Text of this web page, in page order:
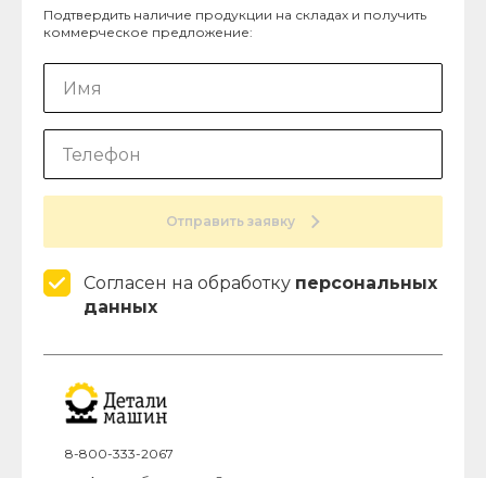
Подтвердить наличие продукции на складах и получить
коммерческое предложение:
Отправить заявку
Согласен на обработку персональных
данных
8-800-333-2067